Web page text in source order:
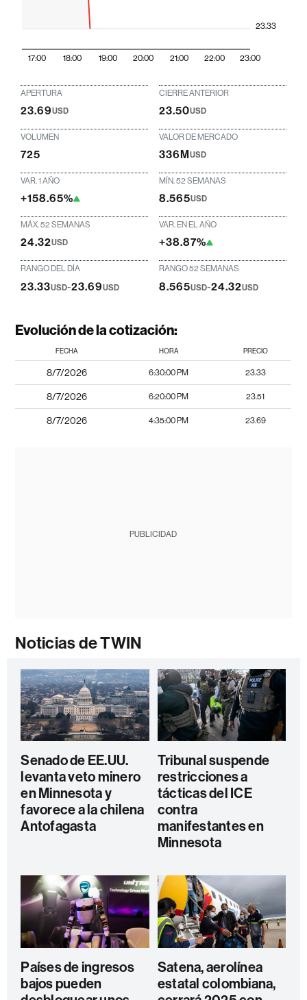
17:00 18:00 19:00 20:00 21:00 22:00 23:00
23.33
APERTURA
23.69USD
CIERRE ANTERIOR
23.50USD
VOLUMEN
725
VALOR DE MERCADO
336MUSD
VAR. 1 AÑO
+158.65%
MÍN. 52 SEMANAS
8.565USD
MÁX. 52 SEMANAS
24.32USD
VAR. EN EL AÑO
+38.87%
RANGO DEL DÍA
23.33USD-23.69USD
RANGO 52 SEMANAS
8.565USD-24.32USD
Evolución de la cotización:
FECHA HORA PRECIO
8/7/2026 6:30:00 PM 23.33
8/7/2026 6:20:00 PM 23.51
8/7/2026 4:35:00 PM 23.69
PUBLICIDAD
Noticias de TWIN
Senado de EE.UU.
levanta veto minero
en Minnesota y
favorece a la chilena
Antofagasta
Tribunal suspende
restricciones a
tácticas del ICE
contra
manifestantes en
Minnesota
Países de ingresos
bajos pueden
Satena, aerolínea
estatal colombiana,